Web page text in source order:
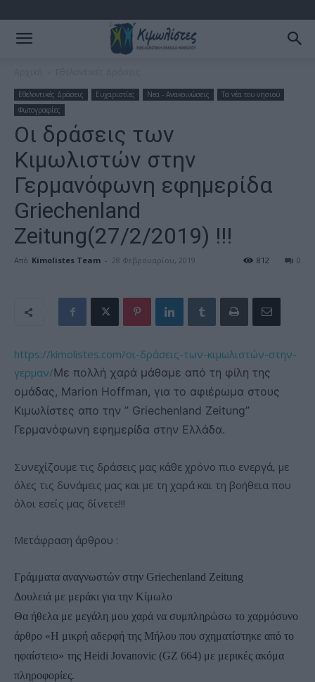
Εθελοντικές Δράσεις Ευχαριστίες Νεα - Ανακοινώσεις
Τα νέα του νησιού
Φωτογραφίες
Οι δράσεις των
Κιμωλιστών στην
Γερμανόφωνη εφημερίδα
Griechenland
Zeitung(27/2/2019) !!!
Από Kimolistes Team - 28 Φεβρουαρίου, 2019 0
812
https://kimolistes.com/οι-δράσεις-των-κιμωλιστών-στην-
γερμαν/Με πολλή χαρά μάθαμε από τη φίλη της
ομάδας, Marion Hoffman, για το αφιέρωμα στους
Κιμωλίστες απο την ” Griechenland Zeitung”
Γερμανόφωνη εφημερίδα στην Ελλάδα.
Συνεχίζουμε τις δράσεις μας κάθε χρόνο πιο ενεργά, με
όλες τις δυνάμεις μας και με τη χαρά και τη βοήθεια που
όλοι εσείς μας δίνετε!!!
Μετάφραση άρθρου :
Γράμματα αναγνωστών στην Griechenland Zeitung
Δουλειά με μεράκι για την Κίμωλο
Θα ήθελα με μεγάλη μου χαρά να συμπληρώσω το χαρμόσυνο
άρθρο «Η μικρή αδερφή της Μήλου που σχηματίστηκε από το
ηφαίστειο» της Heidi Jovanovic (GZ 664) με μερικές ακόμα
πληροφορίες.